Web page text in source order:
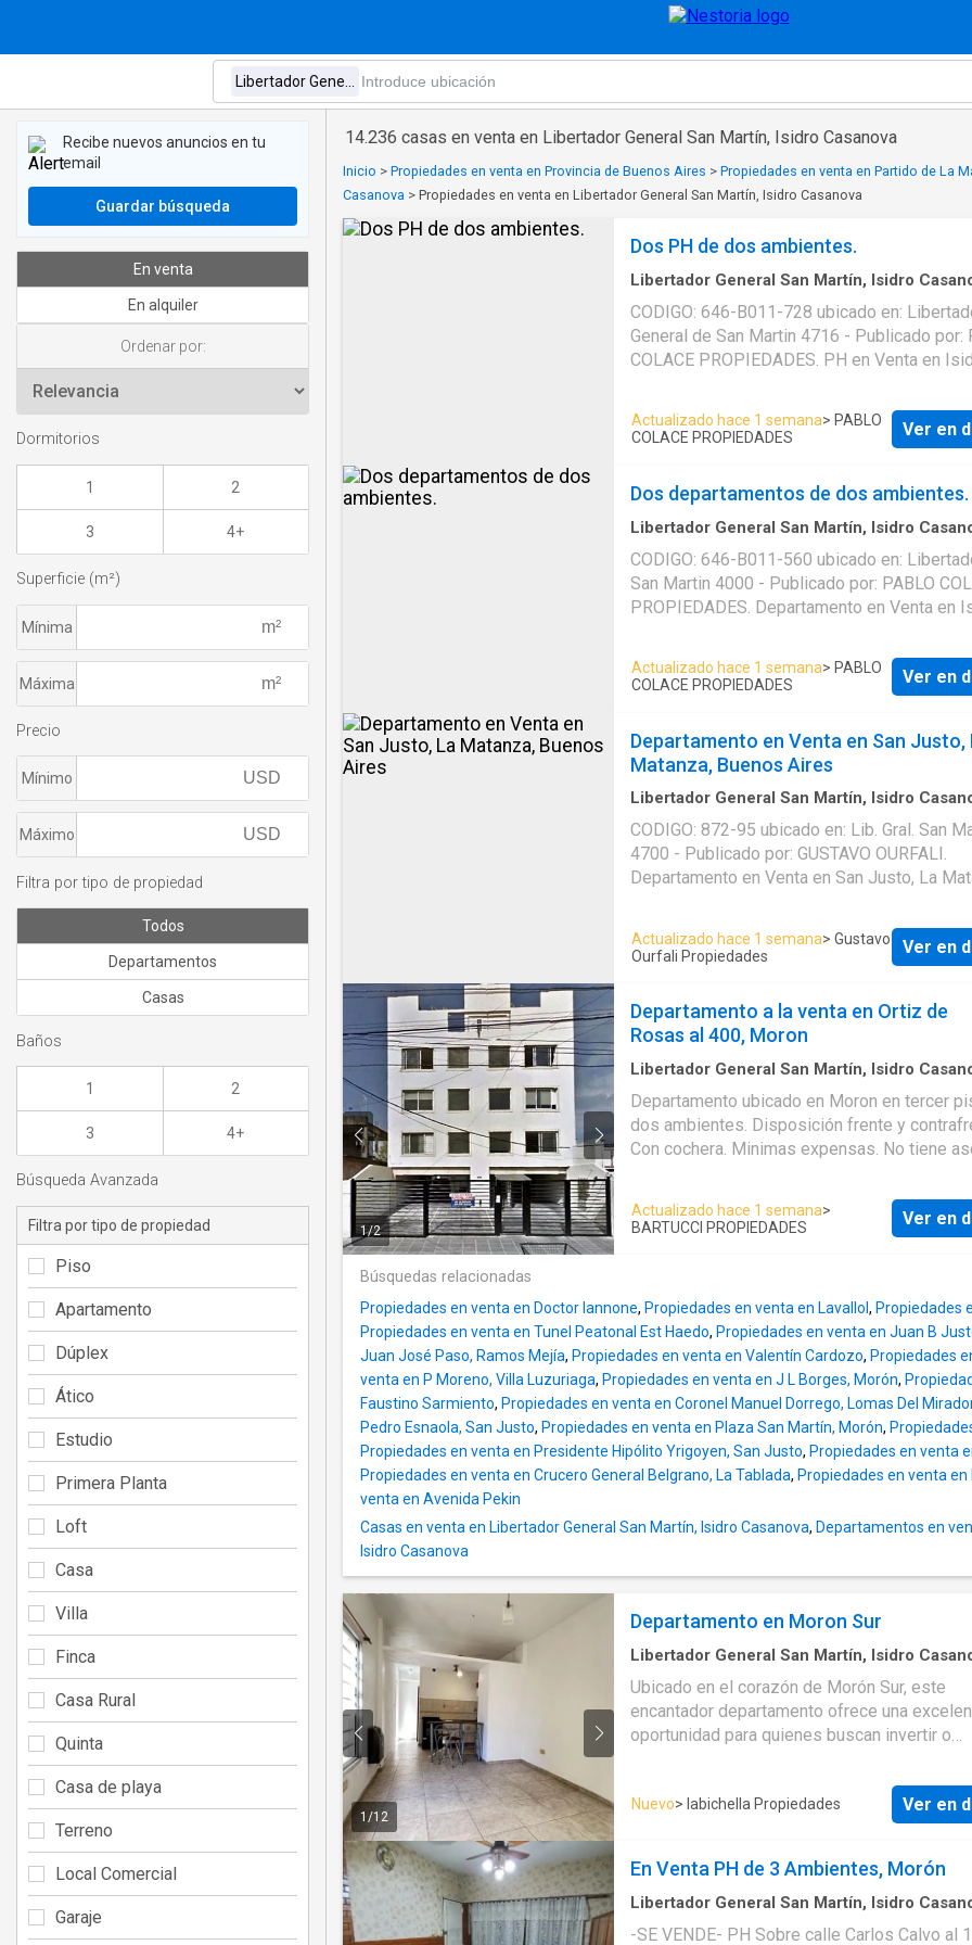
14.236 casas en venta en Libertador General San Martín, Isidro Casanova
Inicio > Propiedades en venta en Provincia de Buenos Aires > Propiedades en venta en Partido de La
Casanova > Propiedades en venta en Libertador General San Martín, Isidro Casanova
Dos PH de dos ambientes.
Libertador General San Martín, Isidro
CODIGO: 646-B011-728 ubicado en:
General de San Martin 4716 - Publicado por: PABLO
COLACE PROPIEDADES. PH en Venta en
de USD 65000 null. Servicios en el PH: . El
cuenta con: Publicado a través de Mapaprop
Actualizado hace 1 semana> PABLO
COLACE PROPIEDADES
Ver en
Dos departamentos de dos ambientes.
Libertador General San Martín, Isidro
CODIGO: 646-B011-560 ubicado en:
San Martin 4000 - Publicado por: PABLO COLACE
PROPIEDADES. Departamento en Venta en
de USD 35000 null. Servicios en el
El Departamento cuenta con: Publicado a
Actualizado hace 1 semana> PABLO
COLACE PROPIEDADES
Ver en
Departamento en Venta en San Justo,
Matanza, Buenos Aires
Libertador General San Martín, Isidro
CODIGO: 872-95 ubicado en: Lib. Gral. San
4700 - Publicado por: GUSTAVO OURFALI.
Departamento en Venta en San Justo, La
estado es Muy bueno. Su antigüedad es de
La superficie cubierta es de 30 metros
Actualizado hace 1 semana> Gustavo
Ourfali Propiedades
Ver en
1/2
Departamento a la venta en Ortiz de
Rosas al 400, Moron
Libertador General San Martín, Isidro
Departamento ubicado en Moron en tercer
dos ambientes. Disposición frente y contrafrente.
Con cochera. Minimas expensas. No tiene ascensor.
Actualizado hace 1 semana>
BARTUCCI PROPIEDADES
Ver en
Búsquedas relacionadas
Propiedades en venta en Doctor Iannone, Propiedades en venta en Lavallol , Propiedades
Propiedades en venta en Tunel Peatonal Est Haedo, Propiedades en venta en Juan B
Juan José Paso, Ramos Mejía, Propiedades en venta en Valentín Cardozo, Propiedades
venta en P Moreno, Villa Luzuriaga, Propiedades en venta en J L Borges, Morón,
Faustino Sarmiento, Propiedades en venta en Coronel Manuel Dorrego, Lomas Del
Pedro Esnaola, San Justo, Propiedades en venta en Plaza San Martín, Morón,
Propiedades en venta en Presidente Hipólito Yrigoyen, San Justo, Propiedades en venta
Propiedades en venta en Crucero General Belgrano, La Tablada, Propiedades en venta
venta en Avenida Pekin
Casas en venta en Libertador General San Martín, Isidro Casanova, Departamentos en
Isidro Casanova
1 /12
Departamento en Moron Sur
Libertador General San Martín, Isidro
Electricidad·Cocina equipada·Parrilla·
Internet·Gas natural·Cuarto de servicio·Agua
Ubicado en el corazón de Morón Sur, este
encantador departamento ofrece una
oportunidad para quienes buscan invertir o
Situado en Ortiz de Rosas 800, Piso 1, el
departamento cuenta con una disposición al
orientación este, asegurando una buena
cubierta de 36 m2, la propiedad se compone
ambientes: un living comedor, una cocina
totalmente equipada, un altillo que puede ser
Nuevo> Iabichella Propiedades Ver en
En Venta PH de 3 Ambientes, Morón
Libertador General San Martín, Isidro
-SE VENDE- PH Sobre calle Carlos Calvo al
Recibe nuevos anuncios en tu
email
Guardar búsqueda
En venta
En alquiler
Ordenar por:
Dormitorios
1 2
3 4+
Superficie (m²)
Mínima
Máxima
Precio
Mínimo
Máximo
Filtra por tipo de propiedad
Todos
Departamentos
Casas
Baños
1 2
3 4+
Búsqueda Avanzada
Filtra por tipo de propiedad
Piso
Apartamento
Dúplex
Ático
Estudio
Primera Planta
Loft
Casa
Villa
Finca
Casa Rural
Quinta
Casa de playa
Terreno
Local Comercial
Garaje